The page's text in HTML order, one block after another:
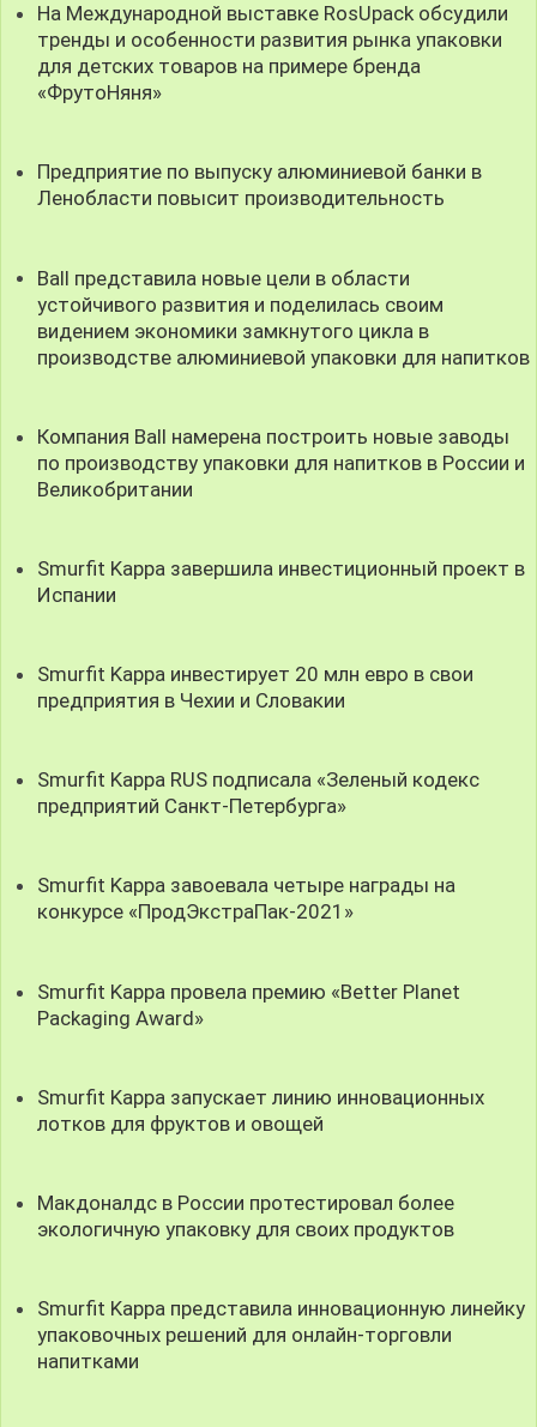
На Международной выставке RosUpack обсудили
тренды и особенности развития рынка упаковки
для детских товаров на примере бренда
«ФрутоНяня»
Предприятие по выпуску алюминиевой банки в
Ленобласти повысит производительность
Ball представила новые цели в области
устойчивого развития и поделилась своим
видением экономики замкнутого цикла в
производстве алюминиевой упаковки для напитков
Компания Ball намерена построить новые заводы
по производству упаковки для напитков в России и
Великобритании
Smurfit Kappa завершила инвестиционный проект в
Испании
Smurfit Kappa инвестирует 20 млн евро в свои
предприятия в Чехии и Словакии
Smurfit Kappa RUS подписала «Зеленый кодекс
предприятий Санкт-Петербурга»
Smurfit Kappa завоевала четыре награды на
конкурсе «ПродЭкстраПак-2021»
Smurfit Kappa провела премию «Better Planet
Packaging Award»
Smurfit Kappa запускает линию инновационных
лотков для фруктов и овощей
Макдоналдс в России протестировал более
экологичную упаковку для своих продуктов
Smurfit Kappa представила инновационную линейку
упаковочных решений для онлайн-торговли
напитками